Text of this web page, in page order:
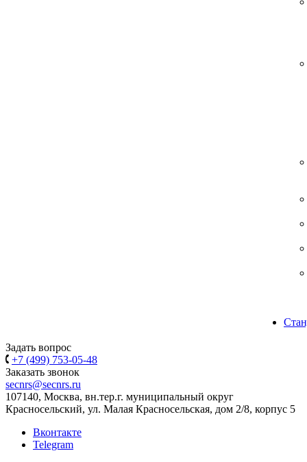
Задать вопрос
+7 (499) 753-05-48
Заказать звонок
secnrs@secnrs.ru
107140, Москва, вн.тер.г. муниципальный округ
Красносельский, ул. Малая Красносельская, дом 2/8, корпус 5
Вконтакте
Telegram